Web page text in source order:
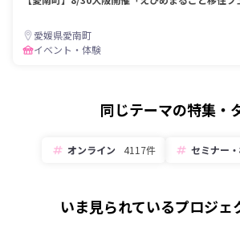
愛媛県愛南町
イベント・体験
同じテーマの特集・
オンライン 4117件 セミナー
いま見られているプロジェ